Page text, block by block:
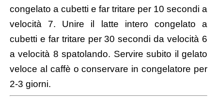
congelato a cubetti e far tritare per 10 secondi a
velocità 7. Unire il latte intero congelato a
cubetti e far tritare per 30 secondi da velocità 6
a velocità 8 spatolando. Servire subito il gelato
veloce al caffè o conservare in congelatore per
2-3 giorni.